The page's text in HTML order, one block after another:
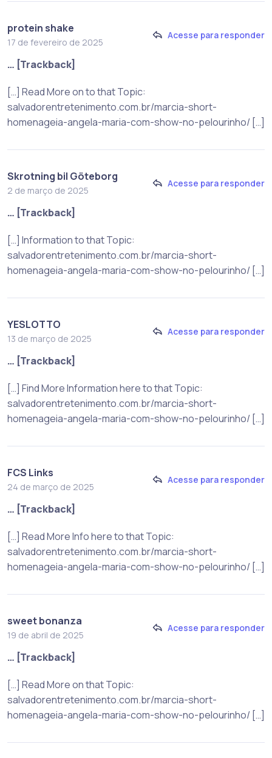
protein shake
17 de fevereiro de 2025
Acesse para responder
… [Trackback]
[…] Read More on to that Topic:
salvadorentretenimento.com.br/marcia-short-
homenageia-angela-maria-com-show-no-pelourinho/ […]
Skrotning bil Göteborg
2 de março de 2025
Acesse para responder
… [Trackback]
[…] Information to that Topic:
salvadorentretenimento.com.br/marcia-short-
homenageia-angela-maria-com-show-no-pelourinho/ […]
YESLOTTO
13 de março de 2025
Acesse para responder
… [Trackback]
[…] Find More Information here to that Topic:
salvadorentretenimento.com.br/marcia-short-
homenageia-angela-maria-com-show-no-pelourinho/ […]
FCS Links
24 de março de 2025
Acesse para responder
… [Trackback]
[…] Read More Info here to that Topic:
salvadorentretenimento.com.br/marcia-short-
homenageia-angela-maria-com-show-no-pelourinho/ […]
sweet bonanza
19 de abril de 2025
Acesse para responder
… [Trackback]
[…] Read More on that Topic:
salvadorentretenimento.com.br/marcia-short-
homenageia-angela-maria-com-show-no-pelourinho/ […]